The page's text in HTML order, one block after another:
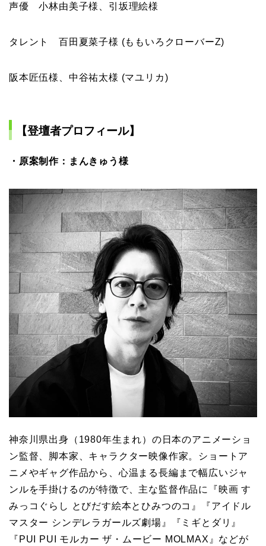
声優 小林由美子様、引坂理絵様
タレント 百田夏菜子様 (ももいろクローバーZ)
阪本匠伍様、中谷祐太様 (マユリカ)
【登壇者プロフィール】
・原案制作：まんきゅう様
神奈川県出身（1980年生まれ）の日本のアニメーショ
ン監督、脚本家、キャラクター映像作家。ショートア
ニメやギャグ作品から、心温まる長編まで幅広いジャ
ンルを手掛けるのが特徴で、主な監督作品に『映画 す
みっコぐらし とびだす絵本とひみつのコ』『アイドル
マスター シンデレラガールズ劇場』『ミギとダリ』
『PUI PUI モルカー ザ・ムービー MOLMAX』などが